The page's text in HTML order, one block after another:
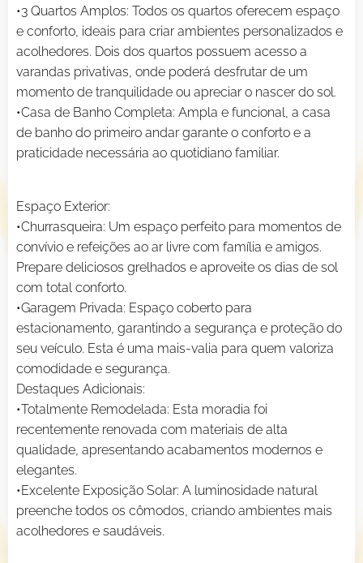
•3 Quartos Amplos: Todos os quartos oferecem espaço
e conforto, ideais para criar ambientes personalizados e
acolhedores. Dois dos quartos possuem acesso a
varandas privativas, onde poderá desfrutar de um
momento de tranquilidade ou apreciar o nascer do sol.
•Casa de Banho Completa: Ampla e funcional, a casa
de banho do primeiro andar garante o conforto e a
praticidade necessária ao quotidiano familiar.
Espaço Exterior:
•Churrasqueira: Um espaço perfeito para momentos de
convívio e refeições ao ar livre com família e amigos.
Prepare deliciosos grelhados e aproveite os dias de sol
com total conforto.
•Garagem Privada: Espaço coberto para
estacionamento, garantindo a segurança e proteção do
seu veículo. Esta é uma mais-valia para quem valoriza
comodidade e segurança.
Destaques Adicionais:
•Totalmente Remodelada: Esta moradia foi
recentemente renovada com materiais de alta
qualidade, apresentando acabamentos modernos e
elegantes.
•Excelente Exposição Solar: A luminosidade natural
preenche todos os cômodos, criando ambientes mais
acolhedores e saudáveis.